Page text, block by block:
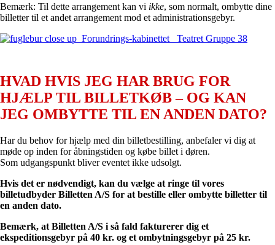
Bemærk: Til dette arrangement kan vi ikke, som normalt, ombytte dine
billetter til et andet arrangement mod et administrationsgebyr.
HVAD HVIS JEG HAR BRUG FOR
HJÆLP TIL BILLETKØB – OG KAN
JEG OMBYTTE TIL EN ANDEN DATO?
Har du behov for hjælp med din billetbestilling, anbefaler vi dig at
møde op inden for åbningstiden og købe billet i døren.
Som udgangspunkt bliver eventet ikke udsolgt.
Hvis det er nødvendigt, kan du vælge at ringe til vores
billetudbyder Billetten A/S for at bestille eller ombytte billetter til
en anden dato.
Bemærk, at Billetten A/S i så fald fakturerer dig et
ekspeditionsgebyr på 40 kr. og et ombytningsgebyr på 25 kr.